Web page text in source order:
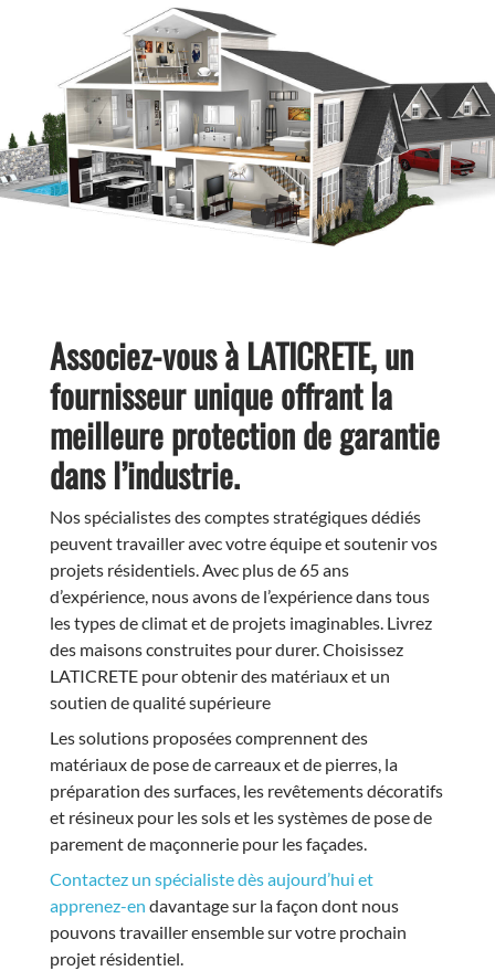
Associez-vous à LATICRETE, un
fournisseur unique offrant la
meilleure protection de garantie
dans l’industrie.
Nos spécialistes des comptes stratégiques dédiés
peuvent travailler avec votre équipe et soutenir vos
projets résidentiels. Avec plus de 65 ans
d’expérience, nous avons de l’expérience dans tous
les types de climat et de projets imaginables. Livrez
des maisons construites pour durer. Choisissez
LATICRETE pour obtenir des matériaux et un
soutien de qualité supérieure
Les solutions proposées comprennent des
matériaux de pose de carreaux et de pierres, la
préparation des surfaces, les revêtements décoratifs
et résineux pour les sols et les systèmes de pose de
parement de maçonnerie pour les façades.
Contactez un spécialiste dès aujourd’hui et
apprenez-en davantage sur la façon dont nous
pouvons travailler ensemble sur votre prochain
projet résidentiel.